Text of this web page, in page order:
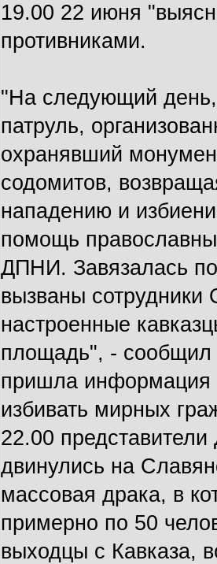
19.00 22 июня
противниками.
"На следующий
патруль,
охранявший
содомитов,
нападению и
помощь
ДПНИ. Завязалась
вызваны
настроенные
площадь", - сообщил
пришла информация
избивать мирных
22.00
двинулись на
массовая драка, в
примерно по 50
выходцы с Кавказа,